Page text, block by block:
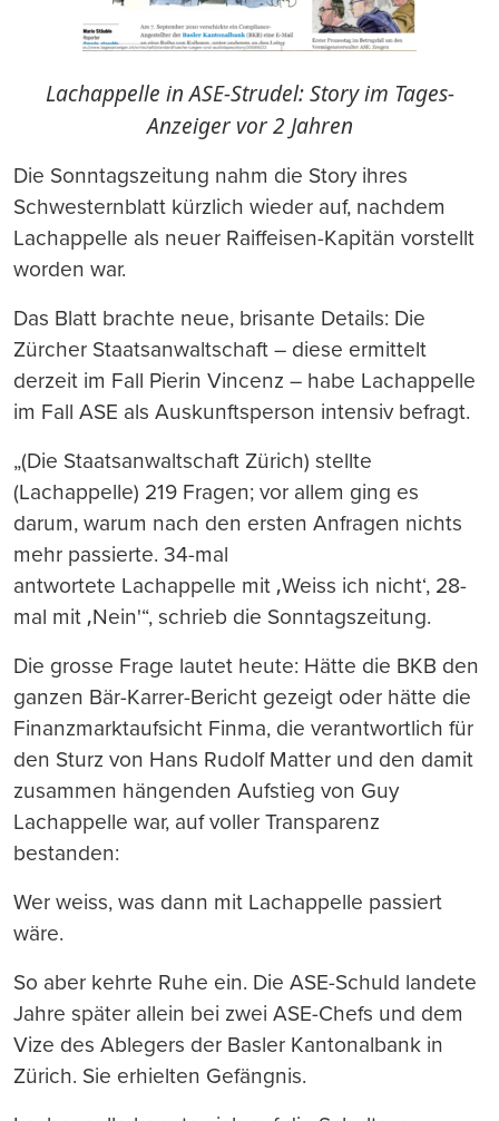
Lachappelle in ASE-Strudel: Story im Tages-
Anzeiger vor 2 Jahren
Die Sonntagszeitung nahm die Story ihres
Schwesternblatt kürzlich wieder auf, nachdem
Lachappelle als neuer Raiffeisen-Kapitän vorstellt
worden war.
Das Blatt brachte neue, brisante Details: Die
Zürcher Staatsanwaltschaft – diese ermittelt
derzeit im Fall Pierin Vincenz – habe Lachappelle
im Fall ASE als Auskunftsperson intensiv befragt.
„(Die Staatsanwaltschaft Zürich) stellte
(Lachappelle) 219 Fragen; vor allem ging es
darum, warum nach den ersten Anfragen nichts
mehr passierte. 34-mal
antwortete Lachappelle mit ‚Weiss ich nicht‘, 28-
mal mit ‚Nein'“, schrieb die Sonntagszeitung.
Die grosse Frage lautet heute: Hätte die BKB den
ganzen Bär-Karrer-Bericht gezeigt oder hätte die
Finanzmarktaufsicht Finma, die verantwortlich für
den Sturz von Hans Rudolf Matter und den damit
zusammen hängenden Aufstieg von Guy
Lachappelle war, auf voller Transparenz
bestanden:
Wer weiss, was dann mit Lachappelle passiert
wäre.
So aber kehrte Ruhe ein. Die ASE-Schuld landete
Jahre später allein bei zwei ASE-Chefs und dem
Vize des Ablegers der Basler Kantonalbank in
Zürich. Sie erhielten Gefängnis.